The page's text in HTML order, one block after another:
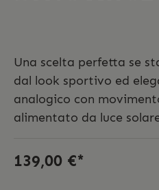
Una scelta perfetta se
dal look sportivo ed
analogico con
alimentato da luce
139,00 €*